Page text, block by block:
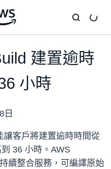
建置逾時
小時
日
讓客戶將建置逾時時間從
36 小時。AWS
續整合服務，可編譯原始